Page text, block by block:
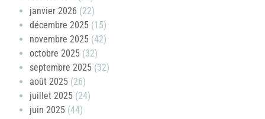
janvier 2026 (22)
décembre 2025 (15)
novembre 2025 (42)
octobre 2025 (32)
septembre 2025 (32)
août 2025 (26)
juillet 2025 (24)
juin 2025 (44)